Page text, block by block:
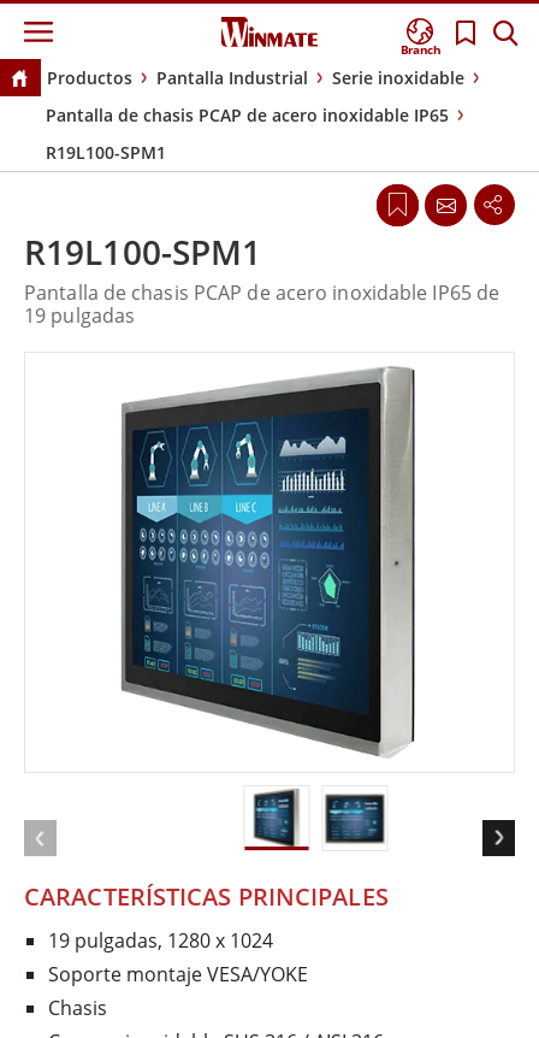
Branch
Productos Pantalla Industrial
Serie inoxidable
Pantalla de chasis PCAP de acero inoxidable IP65
R19L100-SPM1
CARACTERÍSTICAS PRINCIPALES
19 pulgadas, 1280 x 1024
Soporte montaje VESA/YOKE
Chasis
R19L100-SPM1
Pantalla de chasis PCAP de acero inoxidable IP65 de
19 pulgadas